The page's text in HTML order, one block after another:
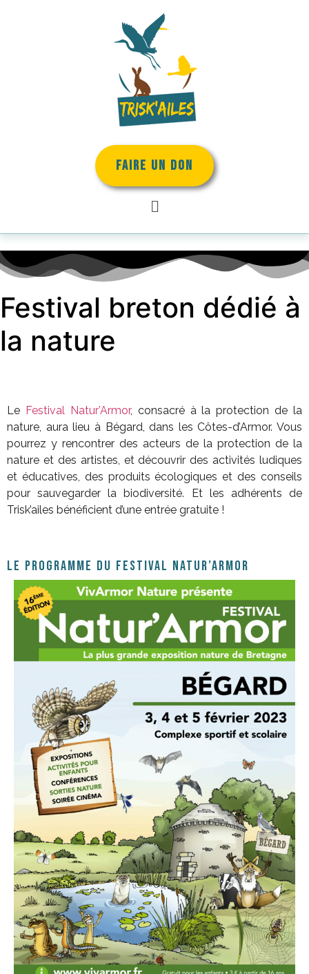
FAIRE UN DON
Festival breton dédié à
la nature
Le Festival Natur’Armor, consacré à la protection de la
nature, aura lieu à Bégard, dans les Côtes-d’Armor. Vous
pourrez y rencontrer des acteurs de la protection de la
nature et des artistes, et découvrir des activités ludiques
et éducatives, des produits écologiques et des conseils
pour sauvegarder la biodiversité. Et les adhérents de
Trisk’ailes bénéficient d’une entrée gratuite !
Le programme du Festival Natur’Armor